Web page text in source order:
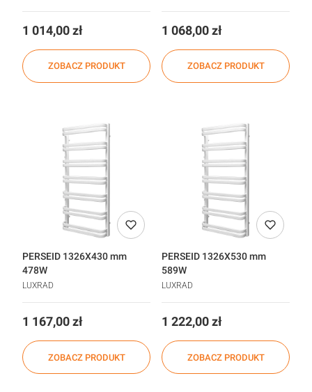
Cena
1 014,00 zł
ZOBACZ PRODUKT
Cena
1 068,00 zł
ZOBACZ PRODUKT
PERSEID 1326X430 mm
478W
LUXRAD
Cena
1 167,00 zł
ZOBACZ PRODUKT
PERSEID 1326X530 mm
589W
LUXRAD
Cena
1 222,00 zł
ZOBACZ PRODUKT